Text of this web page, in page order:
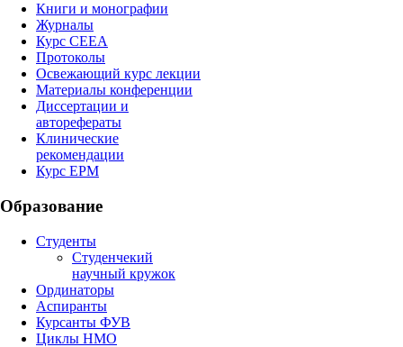
Книги и монографии
Журналы
Курс СЕЕА
Протоколы
Освежающий курс лекции
Материалы конференции
Диссертации и
авторефераты
Клинические
рекомендации
Курс EPM
Образование
Студенты
Студенчекий
научный кружок
Ординаторы
Аспиранты
Курсанты ФУВ
Циклы НМО